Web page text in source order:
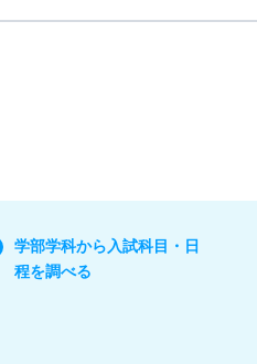
学部学科から入試科目・日
程を調べる